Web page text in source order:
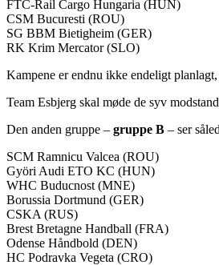
FTC-Rail Cargo Hungaria (HUN)
CSM Bucuresti (ROU)
SG BBM Bietigheim (GER)
RK Krim Mercator (SLO)
Kampene er endnu ikke endeligt
Team Esbjerg skal møde de syv
Den anden gruppe – gruppe B – ser
SCM Ramnicu Valcea (ROU)
Györi Audi ETO KC (HUN)
WHC Buducnost (MNE)
Borussia Dortmund (GER)
CSKA (RUS)
Brest Bretagne Handball (FRA)
Odense Håndbold (DEN)
HC Podravka Vegeta (CRO)